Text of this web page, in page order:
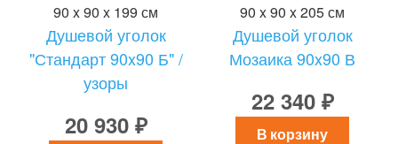
90 x 90 x 199 см
Душевой уголок
"Стандарт 90x90 Б" /
узоры
20 930 ₽
90 x 90 x 205 см
Душевой уголок
Мозаика 90x90 В
22 340 ₽
В корзину